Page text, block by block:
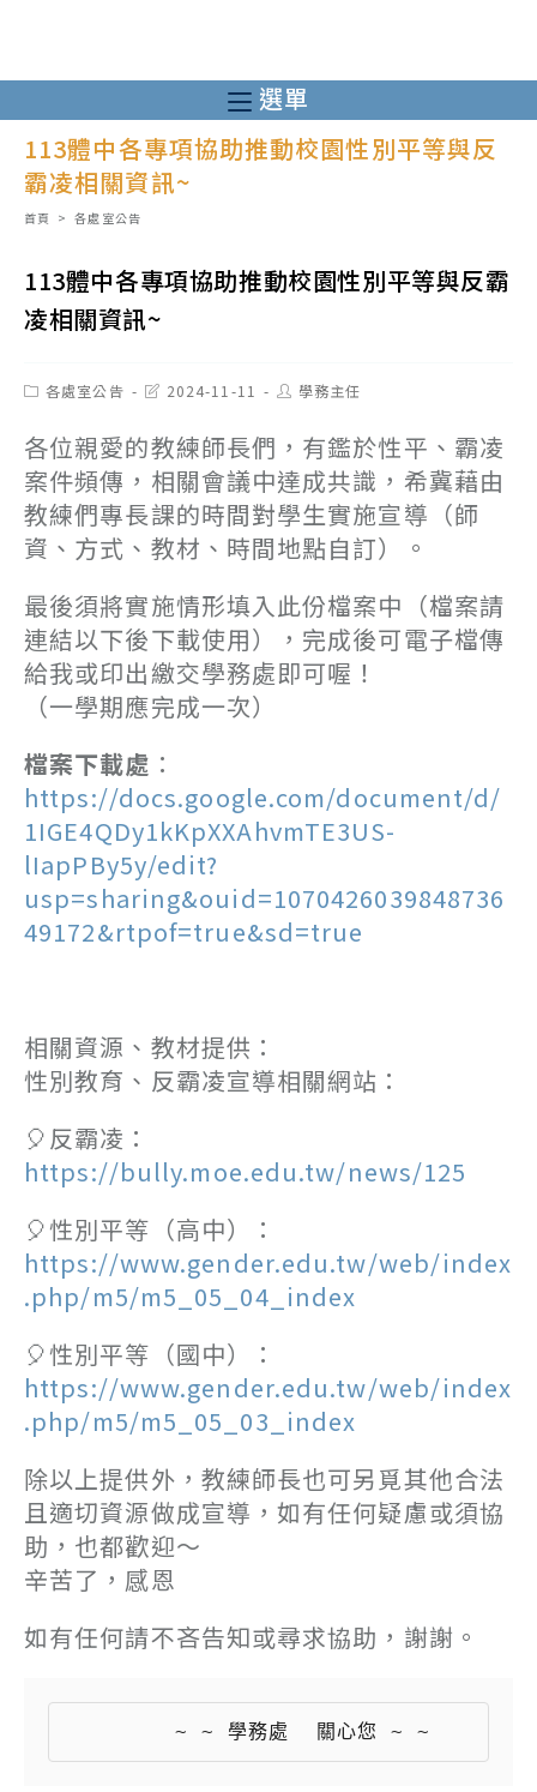
至
主
選單
113體中各專項協助推動校園性別平等與反
霸凌相關資訊~
首頁 > 各處室公告
113體中各專項協助推動校園性別平等與反霸
凌相關資訊~
Post各處室公告
Post2024-11-11
Post學務主任
各位親愛的教練師長們，有鑑於性平、霸凌
案件頻傳，相關會議中達成共識，希冀藉由
教練們專長課的時間對學生實施宣導（師
資、方式、教材、時間地點自訂）。
最後須將實施情形填入此份檔案中（檔案請
連結以下後下載使用），完成後可電子檔傳
給我或印出繳交學務處即可喔！
（一學期應完成一次）
檔案下載處 ：
https://docs.google.com/document/d/
1IGE4QDy1kKpXXAhvmTE3US-
lIapPBy5y/edit?
usp=sharing&ouid=1070426039848736
49172&rtpof=true&sd=true
相關資源、教材提供：
性別教育、反霸凌宣導相關網站：
🎈反霸凌：
https://bully.moe.edu.tw/news/125
🎈性別平等（高中）：
https://www.gender.edu.tw/web/index
.php/m5/m5_05_04_index
🎈性別平等（國中）：
https://www.gender.edu.tw/web/index
.php/m5/m5_05_03_index
除以上提供外，教練師長也可另覓其他合法
且適切資源做成宣導，如有任何疑慮或須協
助，也都歡迎～
辛苦了，感恩
如有任何請不吝告知或尋求協助，謝謝。
        ~ ~ 學務處  關心您 ~ ~